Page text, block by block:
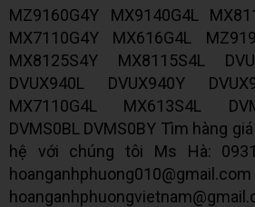
MZ9160G4Y MX9140G4L
MX7110G4Y MX616G4L
MX8125S4Y MX8115S4L
DVUX940L DVUX940Y
MX7110G4L MX613S4L
DVMS0BL DVMS0BY Tìm hàng
hệ với chúng tôi Ms Hà: